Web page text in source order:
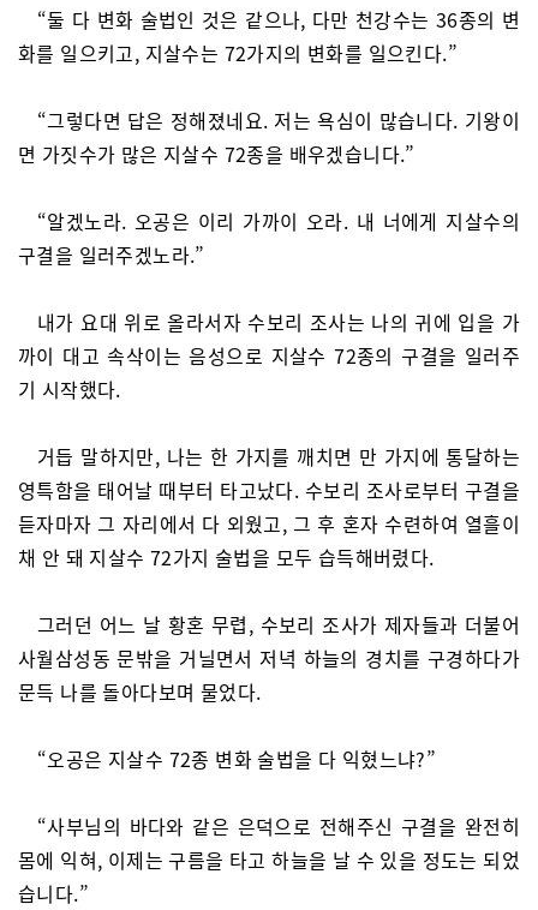
“둘 다 변화 술법인 것은 같으나, 다만 천강수는 36종의 변
화를 일으키고, 지살수는 72가지의 변화를 일으킨다.”
“그렇다면 답은 정해졌네요. 저는 욕심이 많습니다. 기왕이
면 가짓수가 많은 지살수 72종을 배우겠습니다.”
“알겠노라. 오공은 이리 가까이 오라. 내 너에게 지살수의
구결을 일러주겠노라.”
내가 요대 위로 올라서자 수보리 조사는 나의 귀에 입을 가
까이 대고 속삭이는 음성으로 지살수 72종의 구결을 일러주
기 시작했다.
거듭 말하지만, 나는 한 가지를 깨치면 만 가지에 통달하는
영특함을 태어날 때부터 타고났다. 수보리 조사로부터 구결을
듣자마자 그 자리에서 다 외웠고, 그 후 혼자 수련하여 열흘이
채 안 돼 지살수 72가지 술법을 모두 습득해버렸다.
그러던 어느 날 황혼 무렵, 수보리 조사가 제자들과 더불어
사월삼성동 문밖을 거닐면서 저녁 하늘의 경치를 구경하다가
문득 나를 돌아다보며 물었다.
“오공은 지살수 72종 변화 술법을 다 익혔느냐?”
“사부님의 바다와 같은 은덕으로 전해주신 구결을 완전히
몸에 익혀, 이제는 구름을 타고 하늘을 날 수 있을 정도는 되었
습니다.”